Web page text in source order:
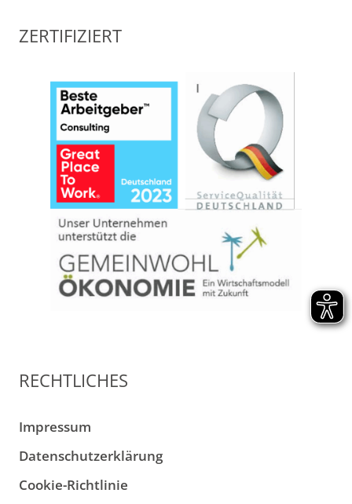
ZERTIFIZIERT
RECHTLICHES
Impressum
Datenschutzerklärung
Cookie-Richtlinie